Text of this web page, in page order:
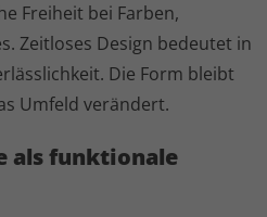
Freiheit bei Farben,
Zeitloses Design bedeutet in
Die Form bleibt
Umfeld verändert.
als funktionale